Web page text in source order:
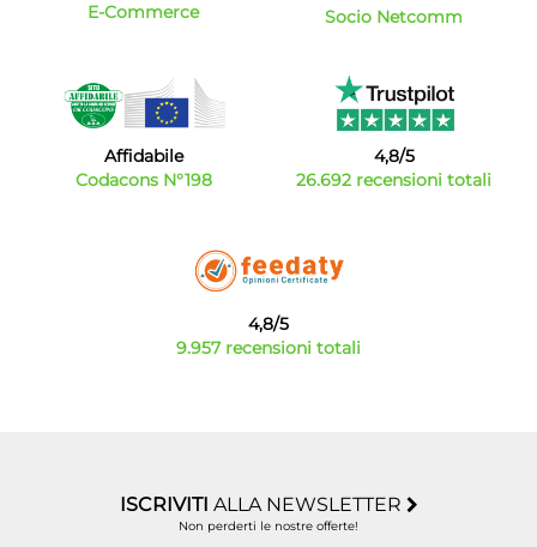
E-Commerce
Socio Netcomm
Affidabile
Codacons N°198
4,8/5
26.692 recensioni totali
4,8/5
9.957 recensioni totali
ISCRIVITI ALLA NEWSLETTER
Non perderti le nostre offerte!